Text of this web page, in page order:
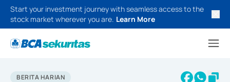
Start your investment journey with seamless access to the
stock market wherever you are. Learn More
BERITA HARIAN